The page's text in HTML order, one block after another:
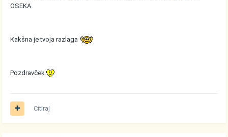
OSEKA.
Kakšna je tvoja razlaga
Pozdravček
Citiraj